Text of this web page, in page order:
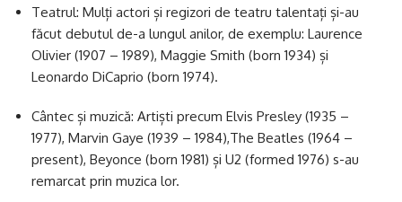
Teatrul: Mulți actori și regizori de teatru talentați și-au
făcut debutul de-a lungul anilor, de exemplu: Laurence
Olivier (1907 – 1989), Maggie Smith (born 1934) și
Leonardo DiCaprio (born 1974).
Cântec și muzică: Artiști precum Elvis Presley (1935 –
1977), Marvin Gaye (1939 – 1984),The Beatles (1964 –
present), Beyonce (born 1981) și U2 (formed 1976) s-au
remarcat prin muzica lor.